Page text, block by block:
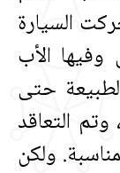
السيارة
الأب
حتى
وتم التعاقد
ولكن